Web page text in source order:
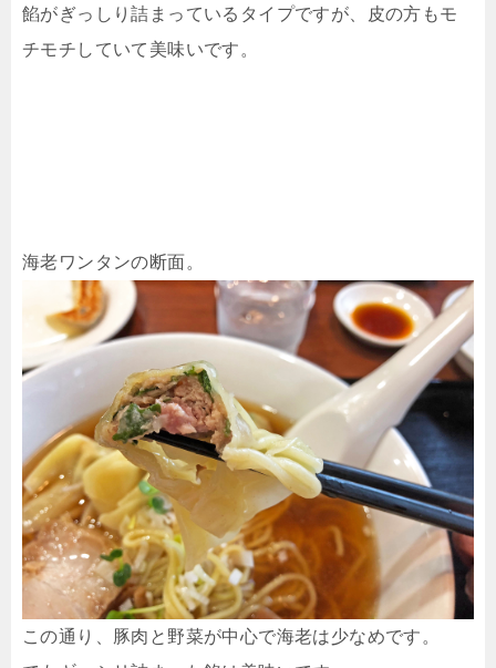
餡がぎっしり詰まっているタイプですが、皮の方もモ
チモチしていて美味いです。
海老ワンタンの断面。
この通り、豚肉と野菜が中心で海老は少なめです。